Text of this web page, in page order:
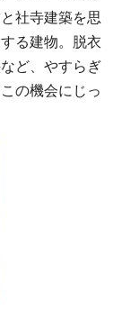
社寺建築を思
る建物。脱衣
ど、やすらぎ
の機会にじっ